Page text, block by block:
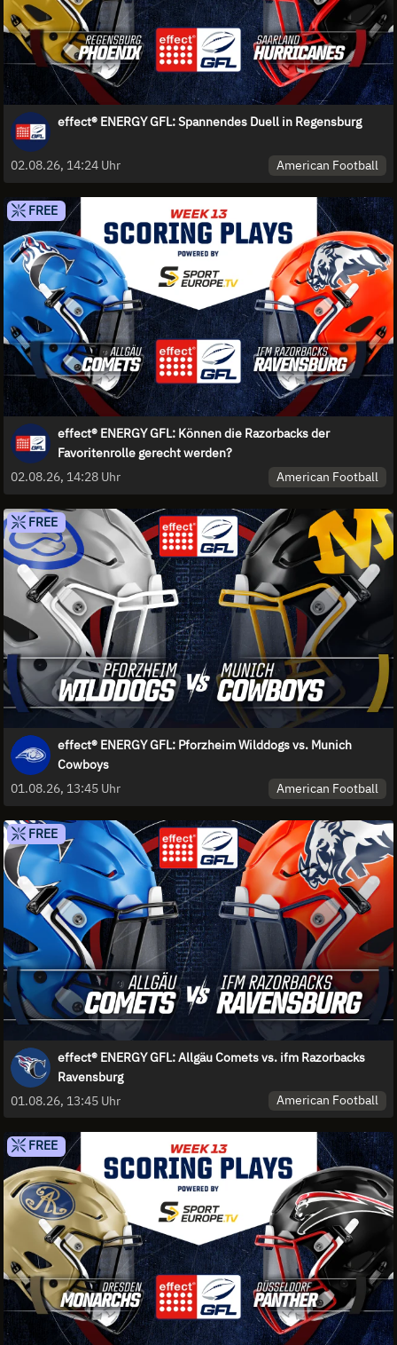
effect® ENERGY GFL: Spannendes Duell in Regensburg
02.08.26, 14:24 Uhr American Football
FREE
effect® ENERGY GFL: Können die Razorbacks der
Favoritenrolle gerecht werden?
02.08.26, 14:28 Uhr
American Football
FREE
effect® ENERGY GFL: Pforzheim Wilddogs vs. Munich
Cowboys
01.08.26, 13:45 Uhr
American Football
FREE
effect® ENERGY GFL: Allgäu Comets vs. ifm Razorbacks
Ravensburg
01.08.26, 13:45 Uhr
American Football
FREE